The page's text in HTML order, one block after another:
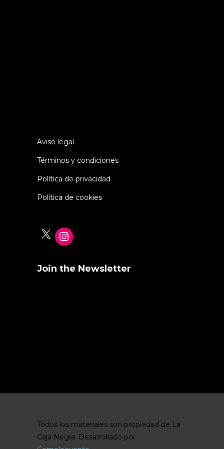
Aviso legal
Términos y condiciones
Política de privacidad
Política de cookies
X Instagram
Join the Newsletter
Todos los materiales son propiedad de La
Caja Negra. Desarrollado por